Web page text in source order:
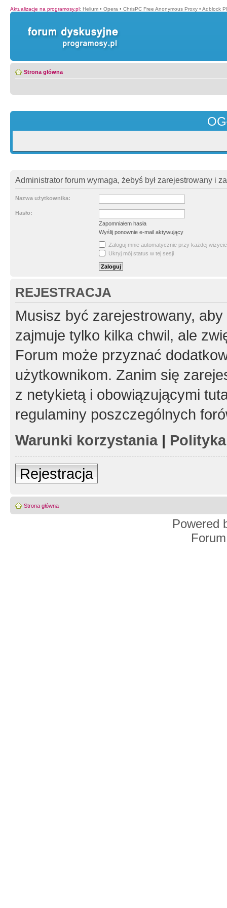
Aktualizacje na programosy.pl: Helium • Opera • ChrisPC Free Anonymous Proxy • Adblock
Strona główna
Administrator forum wymaga, żebyś był zarejestrowany i
Nazwa użytkownika:
Hasło:
Zapomniałem hasła
Wyślij ponownie e-mail aktywujący
Zaloguj mnie automatycznie przy każdej wizycie
Ukryj mój status w tej sesji
REJESTRACJA
Musisz być zarejestrowany,
zajmuje tylko kilka chwil, ale
Forum może przyznać
użytkownikom. Zanim się
z netykietą i obowiązującymi
regulaminy poszczególnych
Warunki korzystania|
Rejestracja
Strona główna
Powered